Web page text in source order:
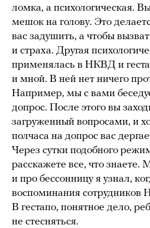
ломка, а психологическая.
мешок на голову. Это
вас задушить, а чтобы
и страха. Другая
применялась в НКВД и
и мной. В ней нет ничего
Например, мы с вами
допрос. После этого вы
загруженный вопросами, и
полчаса на допрос вас
Через сутки подобного
расскажете все, что знаете.
и про бессонницу я узнал,
воспоминания сотрудников
В гестапо, понятное дело,
не стесняться.